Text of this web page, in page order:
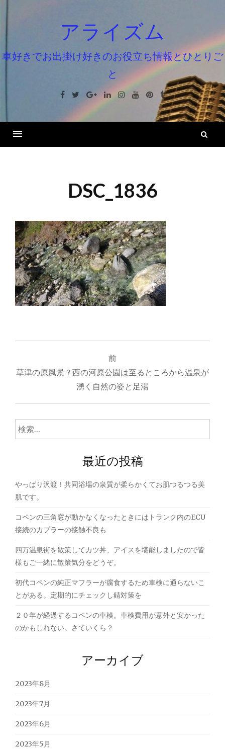
ン
ツ
ッ
アライズム
車好きでお出掛け好きのお役立ち情報とひとりご
と
Facebook
TwitterGoogle+LinkedinInstagramYoutube
Pinterest
Tumblr
DSC_1836
稿
ビ
ゲ
ー
ョ
ン
前
草津の原風景？西の河原公園は至るところから温泉が
湧く自然の姿と足湯
検
索:
最近の投稿
やっぱり沢渡！共同浴場の泉質が柔らかくてお肌つるつる美
肌です。
コペンの三角窓が動かなくなったときにはトランク内のECU
接続のカプラーの接触不良も
四万温泉街を散策してカツ丼、アイスを堪能しましたので皆
様もご一緒に散策気分をどうぞ。
初代コペンの純正マフラーが腐食するため車検に通らないこ
とがある。定期的にチェックし錆対策を
２０年が経過するコペンの車検。車検費用が意外と安かった
のかもしれない。さていくら？
アーカイブ
2023年8月
2023年7月
2023年6月
2023年5月